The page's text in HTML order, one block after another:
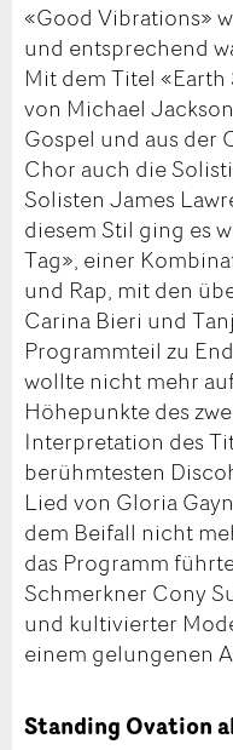
«Good Vibrations»
und entsprechend
Mit dem Titel
von Michael
Gospel und aus der
Chor auch die
Solisten James
diesem Stil ging es
Tag», einer
und Rap, mit den
Carina Bieri und
Programmteil zu
wollte nicht mehr
Höhepunkte des
Interpretation des
berühmtesten
Lied von Gloria
dem Beifall nicht
das Programm
Schmerkner Cony
und kultivierter
einem gelungenen
Standing Ovation